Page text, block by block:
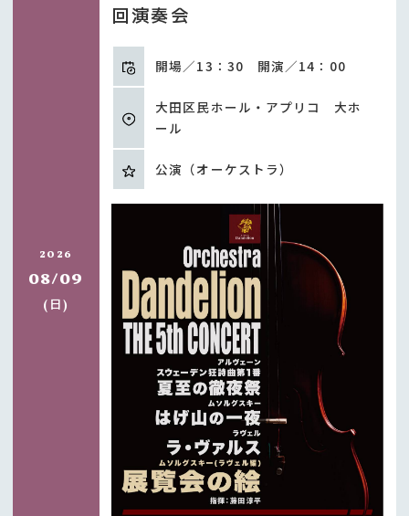
2026
08/09
( 日)
回演奏会
開場／13：30 開演／14：00
大田区民ホール・アプリコ 大ホ
ール
公演（オーケストラ）